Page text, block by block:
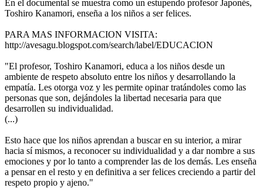
En el documental se muestra como un estupendo profesor Japonés,
Toshiro Kanamori, enseña a los niños a ser felices.
PARA MAS INFORMACION VISITA:
http://avesagu.blogspot.com/search/label/EDUCACION
"El profesor, Toshiro Kanamori, educa a los niños desde un
ambiente de respeto absoluto entre los niños y desarrollando la
empatía. Les otorga voz y les permite opinar tratándoles como las
personas que son, dejándoles la libertad necesaria para que
desarrollen su individualidad.
(...)
Esto hace que los niños aprendan a buscar en su interior, a mirar
hacia sí mismos, a reconocer su individualidad y a dar nombre a sus
emociones y por lo tanto a comprender las de los demás. Les enseña
a pensar en el resto y en definitiva a ser felices creciendo a partir del
respeto propio y ajeno."